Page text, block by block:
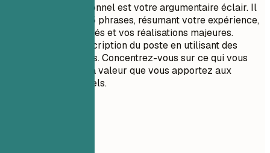
Un résumé professionnel est votre argumentaire éclair. Il
doit comporter 3 à 5 phrases, résumant votre expérience,
vos compétences clés et vos réalisations majeures.
Adaptez-le à la description du poste en utilisant des
mots-clés pertinents. Concentrez-vous sur ce qui vous
rend unique et sur la valeur que vous apportez aux
employeurs potentiels.